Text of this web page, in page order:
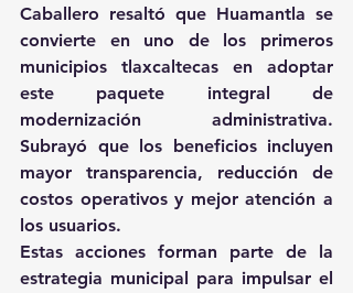
Caballero resaltó que Huamantla se
convierte en uno de los primeros
municipios tlaxcaltecas en adoptar
este paquete integral de
modernización administrativa.
Subrayó que los beneficios incluyen
mayor transparencia, reducción de
costos operativos y mejor atención a
los usuarios.
Estas acciones forman parte de la
estrategia municipal para impulsar el